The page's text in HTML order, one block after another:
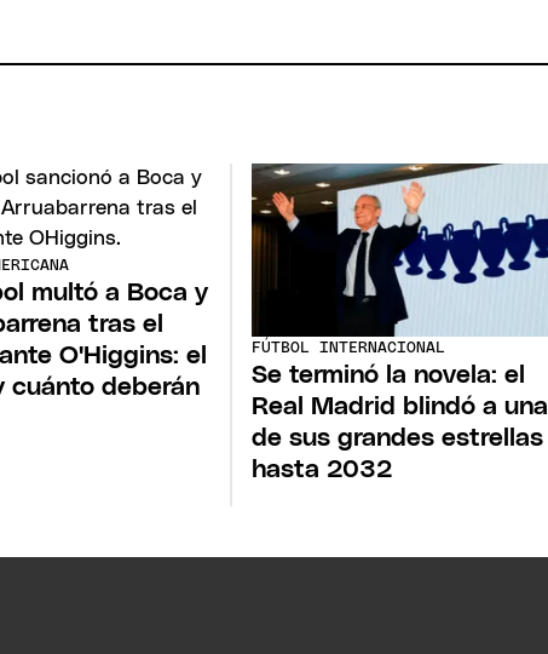
multó a Boca y
tras el
O'Higgins: el
cuánto deberán
FÚTBOL INTERNACIONAL
Se terminó la novela: el
Real Madrid blindó a una
de sus grandes estrellas
hasta 2032